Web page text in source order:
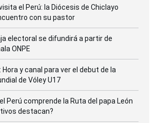
el Perú: la Diócesis de Chiclayo
con su pastor
electoral se difundirá a partir de
ONPE
Hora y canal para ver el debut de la
de Vóley U17
Perú comprende la Ruta del papa León
destacan?